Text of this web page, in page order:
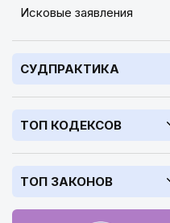
Исковые заявления
СУДПРАКТИКА
ТОП КОДЕКСОВ
ТОП ЗАКОНОВ